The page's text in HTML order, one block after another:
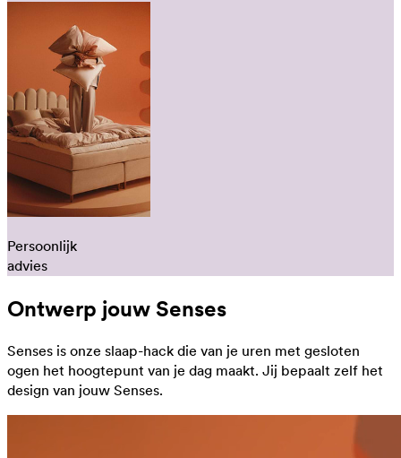
Persoonlijk
advies
Ontwerp jouw Senses
Senses is onze slaap-hack die van je uren met gesloten
ogen het hoogtepunt van je dag maakt. Jij bepaalt zelf het
design van jouw Senses.